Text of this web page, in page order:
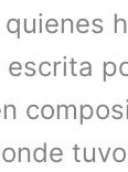
quienes
escrita